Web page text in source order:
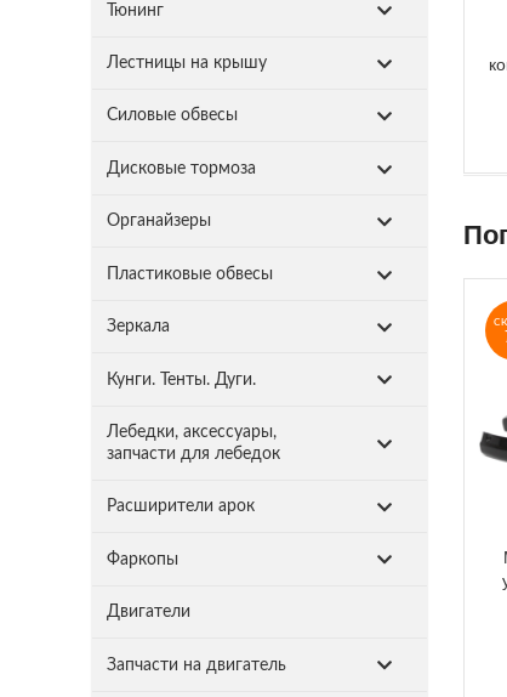
Тюнинг
Лестницы на крышу
Силовые обвесы
Дисковые тормоза
Органайзеры
Пластиковые обвесы
Зеркала
Кунги. Тенты. Дуги.
Лебедки, аксессуары,
запчасти для лебедок
Расширители арок
Фаркопы
Двигатели
Запчасти на двигатель